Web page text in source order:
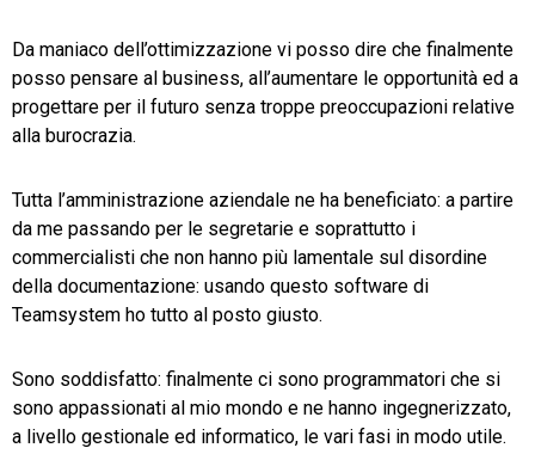
Da maniaco dell’ottimizzazione vi posso dire che finalmente
posso pensare al business, all’aumentare le opportunità ed a
progettare per il futuro senza troppe preoccupazioni relative
alla burocrazia.
Tutta l’amministrazione aziendale ne ha beneficiato: a partire
da me passando per le segretarie e soprattutto i
commercialisti che non hanno più lamentale sul disordine
della documentazione: usando questo software di
Teamsystem ho tutto al posto giusto.
Sono soddisfatto: finalmente ci sono programmatori che si
sono appassionati al mio mondo e ne hanno ingegnerizzato,
a livello gestionale ed informatico, le vari fasi in modo utile.